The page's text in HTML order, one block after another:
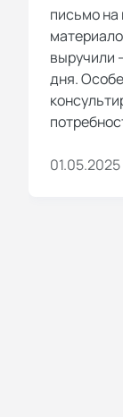
письмо на
выручили
дня.
01.05.2025